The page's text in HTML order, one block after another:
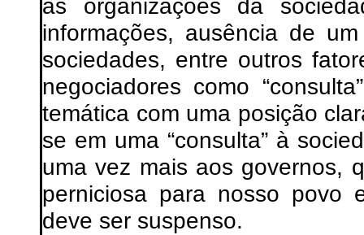
às organizações da
informações, ausência de
sociedades, entre outros
negociadores como
temática com uma posição
se em uma “consulta” à
uma vez mais aos governos,
perniciosa para nosso povo
deve ser suspenso.